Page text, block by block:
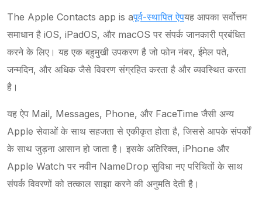
The Apple Contacts app is aपूर्व-स्थापित ऐपयह आपका सर्वोत्तम
समाधान है iOS, iPadOS, और macOS पर संपर्क जानकारी प्रबंधित
करने के लिए। यह एक बहुमुखी उपकरण है जो फोन नंबर, ईमेल पते,
जन्मदिन, और अधिक जैसे विवरण संग्रहित करता है और व्यवस्थित करता
है।
यह ऐप Mail, Messages, Phone, और FaceTime जैसी अन्य
Apple सेवाओं के साथ सहजता से एकीकृत होता है, जिससे आपके संपर्कों
के साथ जुड़ना आसान हो जाता है। इसके अतिरिक्त, iPhone और
Apple Watch पर नवीन NameDrop सुविधा नए परिचितों के साथ
संपर्क विवरणों को तत्काल साझा करने की अनुमति देती है।